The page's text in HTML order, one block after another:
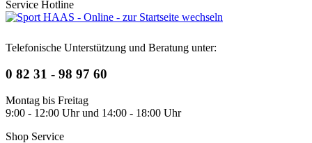
Service Hotline
Telefonische Unterstützung und Beratung unter:
0 82 31 - 98 97 60
Montag bis Freitag
9:00 - 12:00 Uhr und 14:00 - 18:00 Uhr
Shop Service